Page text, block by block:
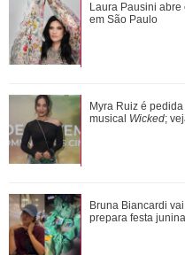
Mariana Rios
naturalmente
Ele cresceu! Veja
Ivete Sangalo e
Cristiano Ronaldo
vídeo de Márcia
Laura Pausini
em São Paulo
Myra Ruiz é
musical Wicked;
Bruna Biancardi
prepara festa